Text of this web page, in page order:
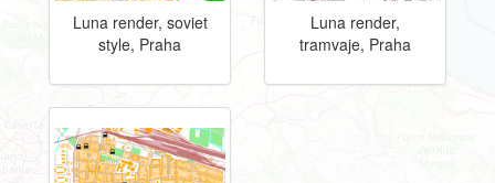
Luna render, soviet
style, Praha
Luna render,
tramvaje, Praha